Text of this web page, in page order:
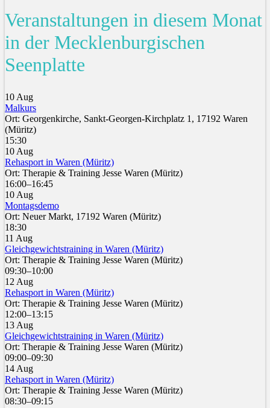
Veranstaltungen in diesem Monat
in der Mecklenburgischen
Seenplatte
10 Aug
Malkurs
Ort: Georgenkirche, Sankt-Georgen-Kirchplatz 1, 17192 Waren
(Müritz)
15:30
10 Aug
Rehasport in Waren (Müritz)
Ort: Therapie & Training Jesse Waren (Müritz)
16:00–16:45
10 Aug
Montagsdemo
Ort: Neuer Markt, 17192 Waren (Müritz)
18:30
11 Aug
Gleichgewichtstraining in Waren (Müritz)
Ort: Therapie & Training Jesse Waren (Müritz)
09:30–10:00
12 Aug
Rehasport in Waren (Müritz)
Ort: Therapie & Training Jesse Waren (Müritz)
12:00–13:15
13 Aug
Gleichgewichtstraining in Waren (Müritz)
Ort: Therapie & Training Jesse Waren (Müritz)
09:00–09:30
14 Aug
Rehasport in Waren (Müritz)
Ort: Therapie & Training Jesse Waren (Müritz)
08:30–09:15